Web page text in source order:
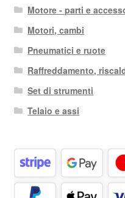
Motore - parti e
Motori, cambi
Pneumatici e ruote
Raffreddamento,
Set di strumenti
Telaio e assi